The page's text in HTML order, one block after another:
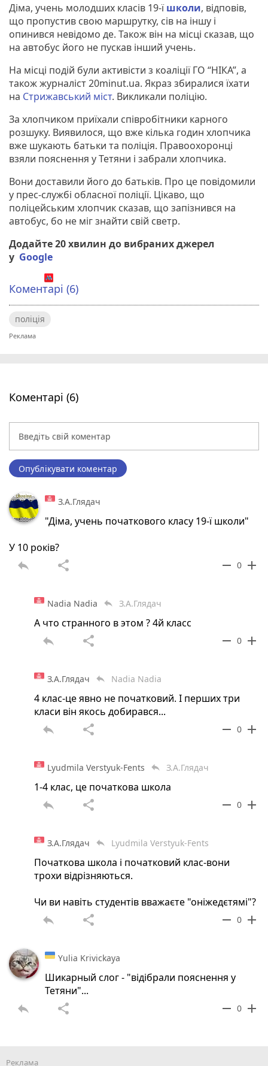
Діма, учень молодших класів 19-їшколи, відповів,
що пропустив свою маршрутку, сів на іншу і
опинився невідомо де. Також він на місці сказав, що
на автобус його не пускав інший учень.
На місці подій були активісти з коаліції ГО “НІКА”, а
також журналіст 20minut.ua. Якраз збиралися їхати
на Стрижавський міст. Викликали поліцію.
За хлопчиком приїхали співробітники карного
розшуку. Виявилося, що вже кілька годин хлопчика
вже шукають батьки та поліція. Правоохоронці
взяли пояснення у Тетяни і забрали хлопчика.
Вони доставили його до батьків. Про це повідомили
у прес-службі обласної поліції. Цікаво, що
поліцейським хлопчик сказав, що запізнився на
автобус, бо не міг знайти свій светр.
Додайте 20 хвилин до вибраних джерел
у Google
Коментарі (6)
поліція
Коментарі (6)
Опублікувати коментар
З.А.Глядач
"Діма, учень початкового класу 19-ї школи"
У 10 років?
reply share remove 0 add
Nadia Nadia reply З.А.Глядач
А что странного в этом ? 4й класс
reply share remove 0 add
З.А.Глядач reply Nadia Nadia
4 клас-це явно не початковий. І перших три
класи він якось добирався...
reply share remove 0 add
Lyudmila Verstyuk-Fents reply З.А.Глядач
1-4 клас, це початкова школа
reply share remove 0 add
З.А.Глядач reply Lyudmila Verstyuk-Fents
Початкова школа і початковий клас-вони
трохи відрізняються.
Чи ви навіть студентів вважаєте "оніжедєтямі"?
reply share remove 0 add
Yulia Krivickaya
Шикарный слог - "відібрали пояснення у
Тетяни"...
reply share remove 0 add